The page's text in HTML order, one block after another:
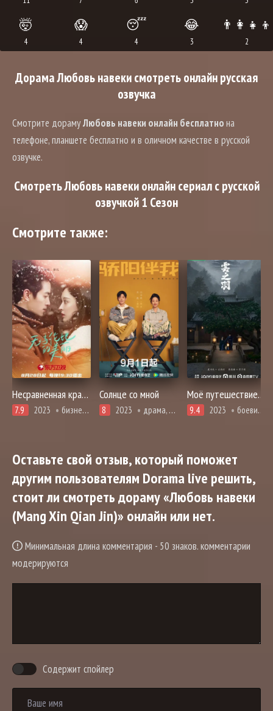
🤯
4
😱
4
😴
4
😂
3
👨‍👩‍👧‍👦
2
Дорама Любовь навеки смотреть онлайн русская
озвучка
Смотрите дорамуЛюбовь навеки онлайн бесплатнона
телефоне, планшете бесплатно и в оличном качестве в русской
озвучке.
Смотреть Любовь навеки онлайн сериал с русской
озвучкой 1 Сезон
Смотрите также:
Несравненная красота
7.9 2023 бизнес, драма, повседневность, романтика
Солнце со мной
8 2023 драма, комедия, мелодрама, повседневность, романтика
Моё путешествие к тебе
9.4 2023 боевики, драма, единоборства, мелодрама, адаптация новел, романтика, фэнтези
Оставьте свой отзыв, который поможет
другим пользователям Dorama live решить,
стоит ли смотреть дораму «Любовь навеки
(Mang Xin Qian Jin)» онлайн или нет.
Минимальная длина комментария - 50 знаков. комментарии
модерируются
Содержит спойлер